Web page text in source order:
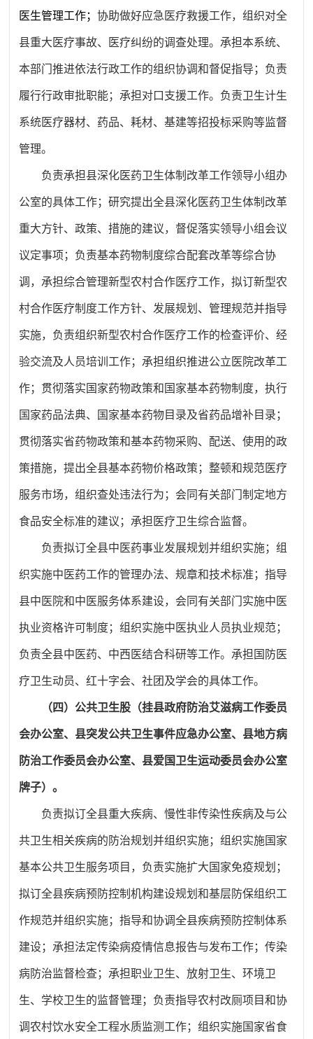
医生管理工作；协助做好应急医疗救援工作，组织对全
县重大医疗事故、医疗纠纷的调查处理。 承担本系统、
本部门推进依法行政工作的组织协调和督促指导；负责
履行行政审批职能；承担对口支援工作。 负责卫生计生
系统医疗器材、药品、耗材、基建等招投标采购等监督
管理。
负责承担县深化医药卫生体制改革工作领导小组办
公室的具体工作；研究提出全县深化医药卫生体制改革
重大方针、政策、措施的建议，督促落实领导小组会议
议定事项；负责基本药物制度综合配套改革等综合协
调，承担综合管理新型农村合作医疗工作，拟订新型农
村合作医疗制度工作方针、发展规划、管理规范并指导
实施，负责组织新型农村合作医疗工作的检查评价、经
验交流及人员培训工作；承担组织推进公立医院改革工
作；贯彻落实国家药物政策和国家基本药物制度，执行
国家药品法典、国家基本药物目录及省药品增补目录；
贯彻落实省药物政策和基本药物采购、配送、使用的政
策措施，提出全县基本药物价格政策；整顿和规范医疗
服务市场，组织查处违法行为；会同有关部门制定地方
食品安全标准的建议；承担医疗卫生综合监督。
负责拟订全县中医药事业发展规划并组织实施；组
织实施中医药工作的管理办法、规章和技术标准；指导
县中医院和中医服务体系建设，会同有关部门实施中医
执业资格许可制度；组织实施中医执业人员执业规范；
负责全县中医药、中西医结合科研等工作。承担国防医
疗卫生动员、红十字会、社团及学会的具体工作。
（四）公共卫生股（挂县政府防治艾滋病工作委员
会办公室、县突发公共卫生事件应急办公室、县地方病
防治工作委员会办公室、县爱国卫生运动委员会办公室
牌子）。
负责拟订全县重大疾病、慢性非传染性疾病及与公
共卫生相关疾病的防治规划并组织实施；组织实施国家
基本公共卫生服务项目，负责实施扩大国家免疫规划；
拟订全县疾病预防控制机构建设规划和基层防保组织工
作规范并组织实施；指导和协调全县疾病预防控制体系
建设；承担法定传染病疫情信息报告与发布工作；传染
病防治监督检查；承担职业卫生、放射卫生、环境卫
生、学校卫生的监督管理；负责指导农村改厕项目和协
调农村饮水安全工程水质监测工作；组织实施国家省食